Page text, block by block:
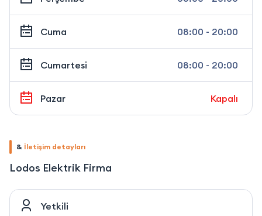
Cuma 08:00 - 20:00
Cumartesi 08:00 - 20:00
Pazar Kapalı
& İletişim detayları
Lodos Elektrik Firma
Yetkili